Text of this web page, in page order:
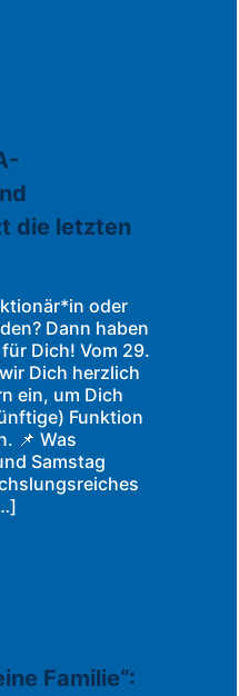
die letzten
oder
Dann haben
Dich! Vom 29.
Dich herzlich
ein, um Dich
Funktion
📌 Was
Samstag
Familie“: